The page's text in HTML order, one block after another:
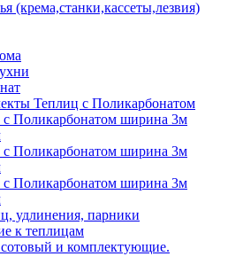
(крема,станки,кассеты,лезвия)
Теплиц с Поликарбонатом
Поликарбонатом ширина 3м
Поликарбонатом ширина 3м
Поликарбонатом ширина 3м
удлинения, парники
к теплицам
и комплектующие.